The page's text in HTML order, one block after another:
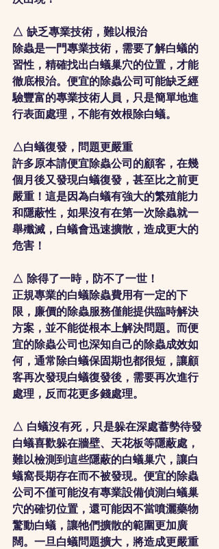
△ 缺乏專業技術，難以根治
除蟲是一門專業技術，需要了解白蟻的
習性，精確找出白蟻巢穴的位置，才能
徹底根治。便宜的除蟲公司可能缺乏經
驗豐富的專業技術人員，只是簡單地進
行表面處理，不能有效根除白蟻。
△白蟻復發，問題更嚴重
許多原本請便宜除蟲公司的顧客，在幾
個月後又發現白蟻復發，甚至比之前更
嚴重！這是因為白蟻有強大的繁殖能力
和隱蔽性，如果沒有在第一次除蟲就一
舉殲滅，白蟻會迅速擴散，造成更大的
危害！
△ 除得了一時，防不了一世！
正規專業的白蟻除蟲費用有一定的下
限，廉價的除蟲服務僅能提供臨時解決
方案，並不能從根本上解決問題。而便
宜的除蟲公司也深知自己的除蟲成效如
何，通常除白蟻保固期也都很短，讓顧
客再次發現白蟻復發後，需要再次進行
處理，反而花更多錢處理。
△ 白蟻沒有死，只是躲在深處蓄勢待發
白蟻喜歡躲在牆壁、天花板等隱蔽處，
難以檢測到這些隱蔽的白蟻巢穴，讓白
蟻窩長期存在而不被發現。便宜的除蟲
公司不僅可能沒有專業設備偵測白蟻巢
穴的確切位置，還可能因不當噴灑藥物
驚動白蟻，讓牠們擴散的範圍更加廣
闊。一旦白蟻問題擴大，將造成更嚴重